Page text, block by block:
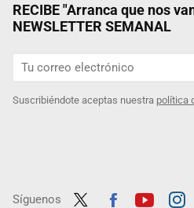
RECIBE "Arranca que nos
NEWSLETTER SEMANAL
Suscribiéndote aceptas nuestra política
Síguenos